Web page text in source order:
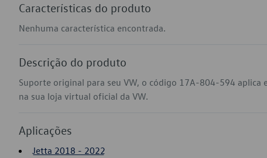
Características do produto
Nenhuma característica encontrada.
Descrição do produto
Suporte original para seu VW, o código 17A-804-594 aplica
na sua loja virtual oficial da VW.
Aplicações
Jetta 2018 - 2022